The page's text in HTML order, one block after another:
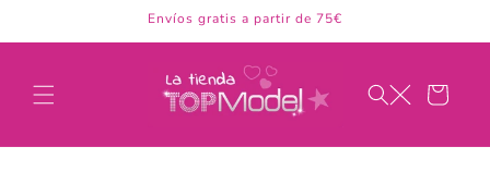
al contenido
Envíos gratis a partir de 75€
Carrito